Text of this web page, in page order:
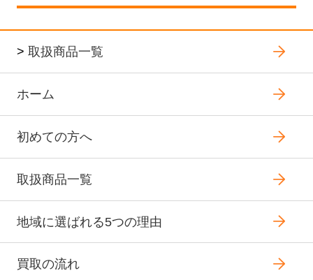
> 取扱商品一覧
ホーム
初めての方へ
取扱商品一覧
地域に選ばれる5つの理由
買取の流れ